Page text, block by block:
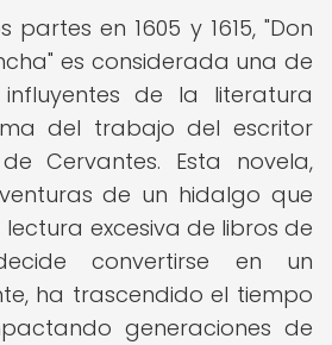
en 1605 y 1615, "Don
es considerada una de
de la literatura
del trabajo del escritor
Cervantes. Esta novela,
de un hidalgo que
excesiva de libros de
convertirse en un
ha trascendido el tiempo
generaciones de